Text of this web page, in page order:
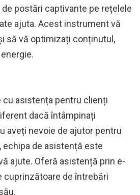
postări captivante pe rețelele
ajuta. Acest instrument vă
să vă optimizați conținutul,
cu asistența pentru clienți
dacă întâmpinați
aveți nevoie de ajutor pentru
echipa de asistență este
ajute. Oferă asistență prin e-
cuprinzătoare de întrebări